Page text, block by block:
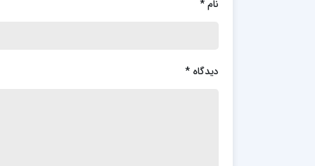
نام*
دیدگاه *